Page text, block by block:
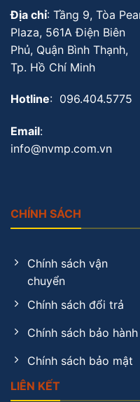
Địa chỉ: Tầng 9, Tòa
Plaza, 561A Điện Biên
Phủ, Quận Bình Thạnh,
Tp. Hồ Chí Minh
Hotline: 096.404.5775
Email:
info@nvmp.com.vn
CHÍNH SÁCH
Chính sách vận
chuyển
Chính sách đổi trả
Chính sách bảo hành
Chính sách bảo mật
LIÊN KẾT